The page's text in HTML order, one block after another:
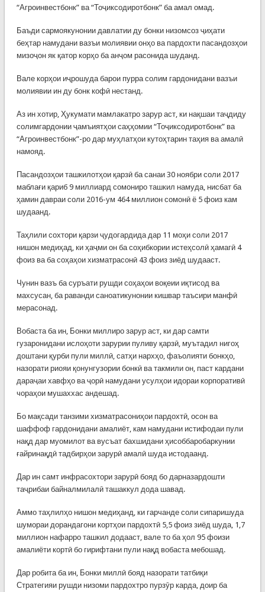
“Агроинвестбонк” ва “Тоҷиксодиротбонк” ба амал омад.
Баъди сармоякунонии давлатии ду бонки низомсоз ҷиҳати
беҳтар намудани вазъи молиявии онҳо ва пардохти пасандозҳои
мизоҷон як қатор корҳо ба анҷом расонида шуданд.
Вале корҳои иҷрошуда барои пурра солим гардонидани вазъи
молиявии ин ду бонк кофӣ нестанд.
Аз ин хотир, Ҳукумати мамлакатро зарур аст, ки нақшаи таҷдиду
солимгардонии ҷамъиятҳои саҳҳомии “Тоҷиксодиротбонк” ва
“Агроинвестбонк”-ро дар муҳлатҳои кутоҳтарин таҳия ва амалӣ
намояд.
Пасандозҳои ташкилотҳои қарзӣ ба санаи 30 ноябри соли 2017
маблағи қариб 9 миллиард сомониро ташкил намуда, нисбат ба
ҳамин давраи соли 2016-ум 464 миллион сомонӣ ё 5 фоиз кам
шудаанд.
Таҳлили сохтори қарзи ҷудогардида дар 11 моҳи соли 2017
нишон медиҳад, ки ҳаҷми он ба соҳибкории истеҳсолӣ ҳамагӣ 4
фоиз ва ба соҳаҳои хизматрасонӣ 43 фоиз зиёд шудааст.
Чунин вазъ ба суръати рушди соҳаҳои воқеии иқтисод ва
махсусан, ба раванди саноатикунонии кишвар таъсири манфӣ
мерасонад.
Вобаста ба ин, Бонки миллиро зарур аст, ки дар самти
гузаронидани ислоҳоти зарурии пуливу қарзӣ, муътадил нигоҳ
доштани қурби пули миллӣ, сатҳи нархҳо, фаъолияти бонкҳо,
назорати риояи қонунгузории бонкӣ ва такмили он, паст кардани
дараҷаи хавфҳо ва ҷорӣ намудани усулҳои идораи корпоративӣ
чораҳои мушаххас андешад.
Бо мақсади танзими хизматрасониҳои пардохтӣ, осон ва
шаффоф гардонидани амалиёт, кам намудани истифодаи пули
нақд дар муомилот ва вусъат бахшидани ҳисоббаробаркунии
ғайринақдӣ тадбирҳои зарурӣ амалӣ шуда истодаанд.
Дар ин самт инфрасохтори зарурӣ бояд бо дарназардошти
таҷрибаи байналмилалӣ ташаккул дода шавад.
Аммо таҳлилҳо нишон медиҳанд, ки гарчанде соли сипаришуда
шумораи дорандагони кортҳои пардохтӣ 5,5 фоиз зиёд шуда, 1,7
миллион нафарро ташкил додааст, вале то ба ҳол 95 фоизи
амалиёти кортӣ бо гирифтани пули нақд вобаста мебошад.
Дар робита ба ин, Бонки миллӣ бояд назорати татбиқи
Стратегияи рушди низоми пардохтро пурзӯр карда, доир ба